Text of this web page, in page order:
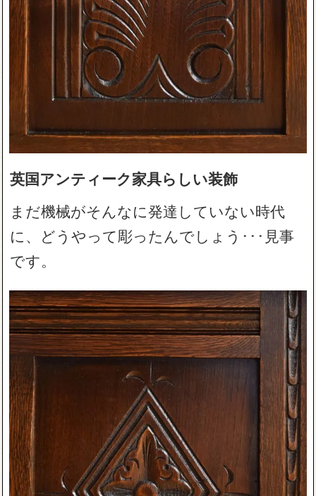
英国アンティーク家具らしい装飾
まだ機械がそんなに発達していない時代
に、どうやって彫ったんでしょう･･･見事
です。